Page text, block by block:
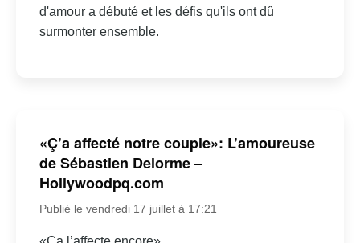
d'amour a débuté et les défis qu'ils ont dû
surmonter ensemble.
«Ç’a affecté notre couple»: L’amoureuse
de Sébastien Delorme –
Hollywoodpq.com
Publié le vendredi 17 juillet à 17:21